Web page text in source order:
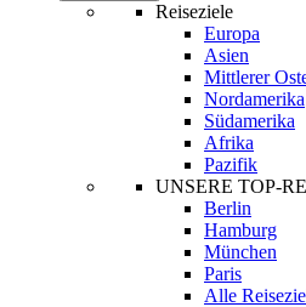
Reiseziele
Europa
Asien
Mittlerer
Nordamerika
Südamerika
Afrika
Pazifik
UNSERE TOP-
Berlin
Hamburg
München
Paris
Alle